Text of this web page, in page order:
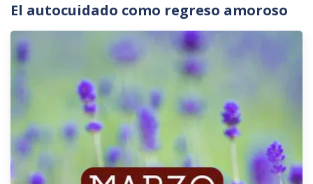
El autocuidado como regreso amoroso